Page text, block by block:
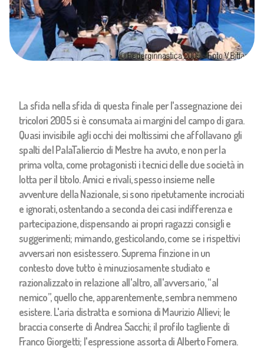
La sfida nella sfida di questa finale per l'assegnazione dei
tricolori 2005 si è consumata ai margini del campo di gara.
Quasi invisibile agli occhi dei moltissimi che affollavano gli
spalti del PalaTaliercio di Mestre ha avuto, e non per la
prima volta, come protagonisti i tecnici delle due società in
lotta per il titolo. Amici e rivali, spesso insieme nelle
avventure della Nazionale, si sono ripetutamente incrociati
e ignorati, ostentando a seconda dei casi indifferenza e
partecipazione, dispensando ai propri ragazzi consigli e
suggerimenti; mimando, gesticolando, come se i rispettivi
avversari non esistessero. Suprema finzione in un
contesto dove tutto è minuziosamente studiato e
razionalizzato in relazione all'altro, all'avversario, “al
nemico”, quello che, apparentemente, sembra nemmeno
esistere. L'aria distratta e sorniona di Maurizio Allievi; le
braccia conserte di Andrea Sacchi; il profilo tagliente di
Franco Giorgetti; l'espressione assorta di Alberto Fornera.